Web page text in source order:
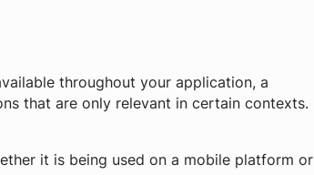
throughout your application, a
that are only relevant in certain contexts.
it is being used on a mobile platform or